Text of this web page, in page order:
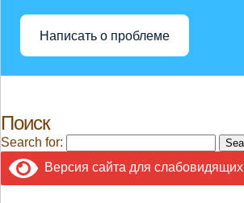
Написать о проблеме
Поиск
Search for:
Версия сайта для слабовидящих